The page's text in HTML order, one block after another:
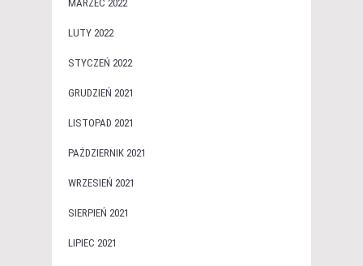
MARZEC 2022
LUTY 2022
STYCZEŃ 2022
GRUDZIEŃ 2021
LISTOPAD 2021
PAŹDZIERNIK 2021
WRZESIEŃ 2021
SIERPIEŃ 2021
LIPIEC 2021